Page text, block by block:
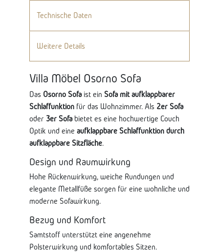
Technische Daten
Weitere Details
Villa Möbel Osorno Sofa
Das Osorno Sofaist ein Sofa mit aufklappbarer
Schlaffunktionfür das Wohnzimmer. Als 2er Sofa
oder 3er Sofabietet es eine hochwertige Couch
Optik und eine aufklappbare Schlaffunktion durch
aufklappbare Sitzfläche.
Design und Raumwirkung
Hohe Rückenwirkung, weiche Rundungen und
elegante Metallfüße sorgen für eine wohnliche und
moderne Sofawirkung.
Bezug und Komfort
Samtstoff unterstützt eine angenehme
Polsterwirkung und komfortables Sitzen.